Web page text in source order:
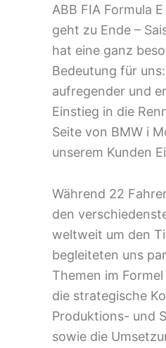
ABB FIA Formula
geht zu Ende –
hat eine ganz
Bedeutung für uns:
aufregender und
Einstieg in die
Seite von BMW i
unserem Kunden
Während 22
den
weltweit um den
begleiteten uns
Themen im
die strategische
Produktions- und
sowie die